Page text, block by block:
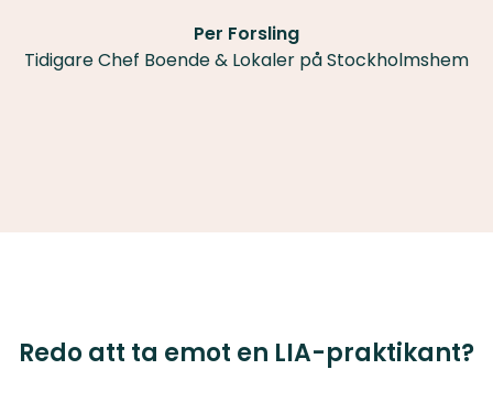
Per Forsling
Tidigare Chef Boende & Lokaler på Stockholmshem
Redo att ta emot en LIA-praktikant?